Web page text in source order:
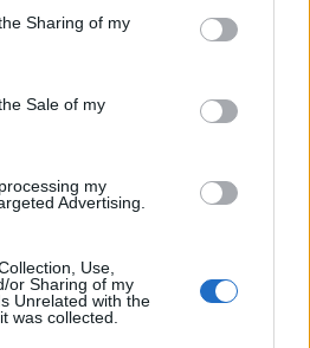
Sharing of my
Sale of my
my
Advertising.
Use,
or Sharing of my
Unrelated with the
was collected.
se ale zároveň zavazujete
příspěvěk
ZAPOJIT PO PŘIHLÁŠENÍ
e-mail